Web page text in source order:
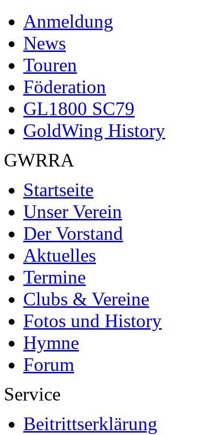
Anmeldung
News
Touren
Föderation
GL1800 SC79
GoldWing History
GWRRA
Startseite
Unser Verein
Der Vorstand
Aktuelles
Termine
Clubs & Vereine
Fotos und History
Hymne
Forum
Service
Beitrittserklärung